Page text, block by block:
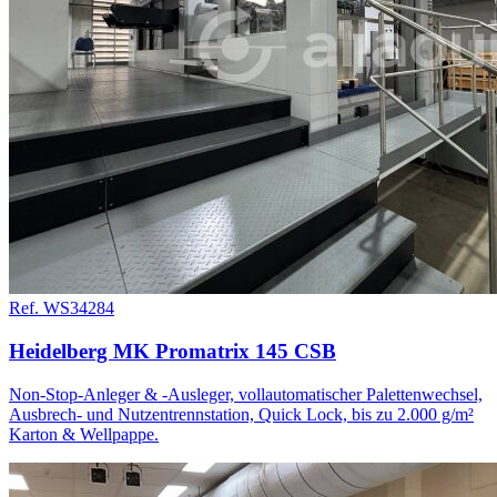
Ref. WS34284
Heidelberg MK Promatrix 145 CSB
Non-Stop-Anleger & -Ausleger, vollautomatischer Palettenwechsel,
Ausbrech- und Nutzentrennstation, Quick Lock, bis zu 2.000 g/m²
Karton & Wellpappe.